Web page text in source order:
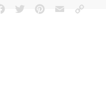
FacebookTwitterPinterestEmailCopy